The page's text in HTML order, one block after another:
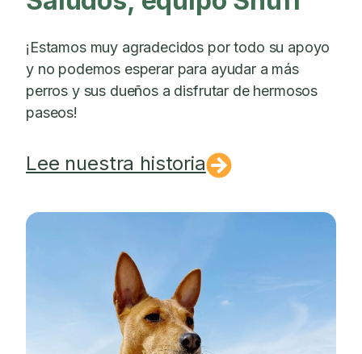
¡Estamos muy agradecidos por todo su apoyo
y no podemos esperar para ayudar a más
perros y sus dueños a disfrutar de hermosos
paseos!
Lee nuestra historia